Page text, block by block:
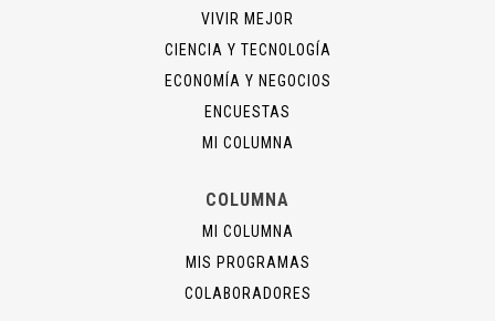
VIVIR MEJOR
CIENCIA Y TECNOLOGÍA
ECONOMÍA Y NEGOCIOS
ENCUESTAS
MI COLUMNA
COLUMNA
MI COLUMNA
MIS PROGRAMAS
COLABORADORES